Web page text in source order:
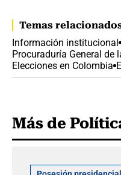
Temas
Información institucional
Procuraduría General de
Elecciones en Colombia
Más de